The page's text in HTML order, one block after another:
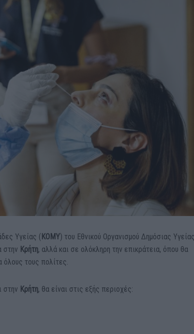
Υγείας ( ΚΟΜΥ) του Εθνικού Οργανισμού Δημόσιας
στην Κρήτη, αλλά και σε ολόκληρη την επικράτεια, όπου θα
όλους τους πολίτες.
στην Κρήτη, θα είναι στις εξής περιοχές: